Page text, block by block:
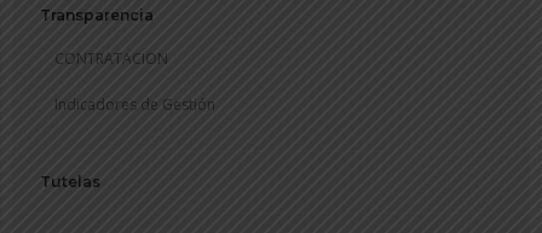
Transparencia
CONTRATACION
Indicadores de Gestión
Tutelas